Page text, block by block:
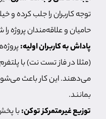
توجه کاربران را جلب کرده و
حامیان و علاقه‌مندان پروژه
پاداش به کاربران اولیه:
(مثلا در فاز تست نت) با
می‌دهند. این کار باعث می‌شود
بمانند.
توزیع غیرمتمرکز توکن: با